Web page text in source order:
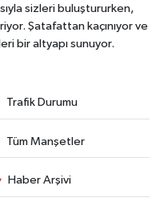
sizleri buluştururken,
Şatafattan kaçınıyor ve
bir altyapı sunuyor.
Trafik Durumu
Tüm Manşetler
Haber Arşivi